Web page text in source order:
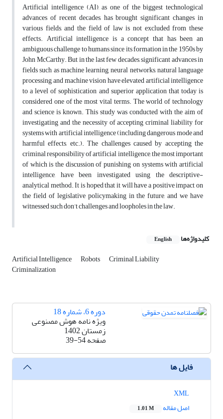
Artificial intelligence (AI), as one of the biggest technological
advances of recent decades, has brought significant changes in
various fields, and the field of law is not excluded from these
effects. Artificial intelligence is a concept that has been an
ambiguous challenge to humans since its formation in the 1950s by
John McCarthy. But in the last few decades, significant advances in
fields such as machine learning, neural networks, natural language
processing, and machine vision have elevated artificial intelligence
to a level of sophistication and superior application that today is
considered one of the mostvital terms. The world of technology
and science is known. This study was conducted with the aim of
investigating and the necessity of accepting criminal liability for
systems with artificial intelligence (including dangerous mode and
harmful effects, etc.). The challenges caused by accepting the
criminal responsibility of artificial intelligence, the most important
of which is the discussion of punishing on systems with artificial
intelligence, have been investigated using the descriptive-
analytical method. It is hoped that it will have a positive impact on
the field of legislative policymaking in the future, and we have
witnessed such don’t challenges and loopholes in the law.
کلیدواژه‌ها English
Artificial Intelligence Robots Criminal Liability
Criminalization
دوره 6، شماره 18
ویژه نامه هوش مصنوعی
زمستان 1402
صفحه39-54
فایل ها
اصل مقاله
1.01 M